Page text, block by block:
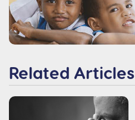
Related Articles